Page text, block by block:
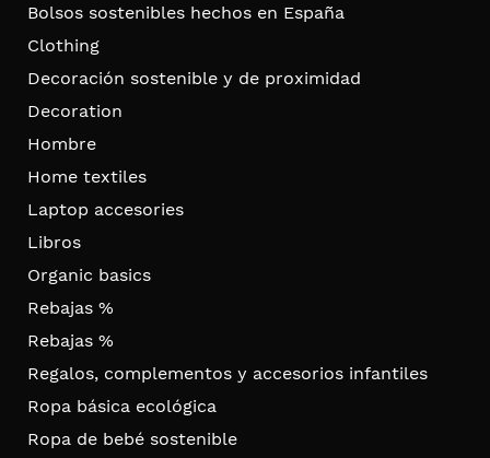
Bolsos sostenibles hechos en España
Clothing
Decoración sostenible y de proximidad
Decoration
Hombre
Home textiles
Laptop accesories
Libros
Organic basics
Rebajas %
Rebajas %
Regalos, complementos y accesorios infantiles
Ropa básica ecológica
Ropa de bebé sostenible